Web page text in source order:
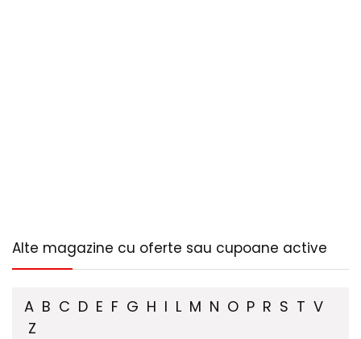
Alte magazine cu oferte sau cupoane active
A B C D E F G H I L M N O P R S T V
Z